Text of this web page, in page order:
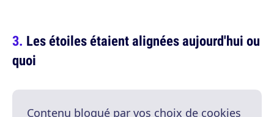
Les étoiles étaient alignées aujourd'hui ou
quoi
Contenu bloqué par vos choix de cookies